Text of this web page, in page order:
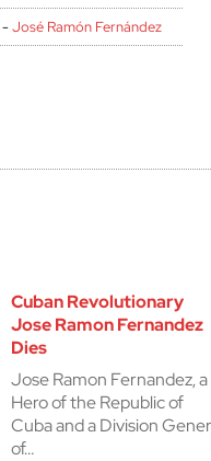
-José Ramón Fernández
Cuban Revolutionary
Jose Ramon Fernandez
Dies
Jose Ramon Fernandez, a
Hero of the Republic of
Cuba and a Division
of…